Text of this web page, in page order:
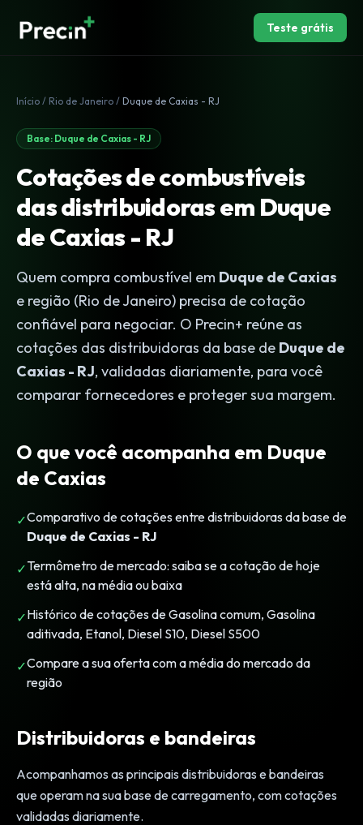
Teste grátis
Início / Rio de Janeiro / Duque de Caxias - RJ
Base: Duque de Caxias - RJ
Cotações de combustíveis
das distribuidoras em Duque
de Caxias - RJ
Quem compra combustível em Duque de Caxias
e região (Rio de Janeiro) precisa de cotação
confiável para negociar. O Precin+ reúne as
cotações das distribuidoras da base de Duque de
Caxias - RJ, validadas diariamente, para você
comparar fornecedores e proteger sua margem.
O que você acompanha em Duque
de Caxias
✓Comparativo de cotações entre distribuidoras da base de
Duque de Caxias - RJ
✓Termômetro de mercado: saiba se a cotação de hoje
está alta, na média ou baixa
✓Histórico de cotações de Gasolina comum, Gasolina
aditivada, Etanol, Diesel S10, Diesel S500
✓Compare a sua oferta com a média do mercado da
região
Distribuidoras e bandeiras
Acompanhamos as principais distribuidoras e bandeiras
que operam na sua base de carregamento, com cotações
validadas diariamente.